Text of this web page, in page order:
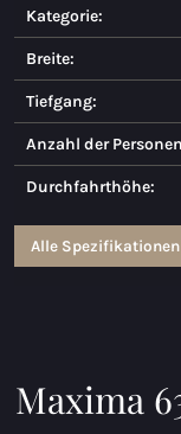
Maxima 730
Maxima 730I
Maxima 820 retro
Maxima 920 cabin
Maxima 650 Flying
Elektrischen
Kategorie:
Breite:
Tiefgang:
Anzahl der
Durchfahrthöhe:
Alle
Maxima